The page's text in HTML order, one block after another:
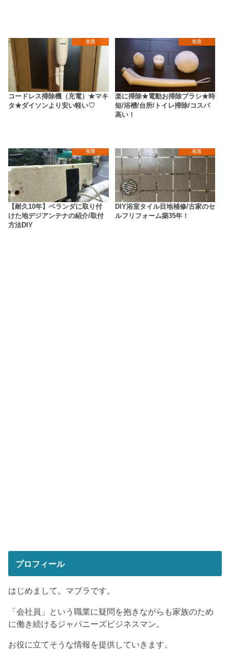
生活
コードレス掃除機（充電）★マキ
タ★ダイソンより安い軽い♡
生活
楽に掃除★電動お掃除ブラシ★時
短/浴槽/台所/トイレ掃除/コスパ
高い！
生活
【耐久10年】ベランダに取り付
けた地デジアンテナの紹介/取付
方法DIY
生活
DIY浴室タイル目地補修/古家のセ
ルフリフォーム築35年！
プロフィール
はじめまして。マブラです。
「会社員」という職業に疑問を抱きながらも家族のため
に働き続けるジャパニーズビジネスマン。
お役に立てそうな情報を提供していきます。